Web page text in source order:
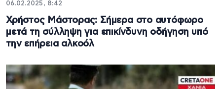
06.02.2025, 8:42
Χρήστος Μάστορας: Σήμερα στο αυτόφωρο
μετά τη σύλληψη για επικίνδυνη οδήγηση υπό
την επήρεια αλκοόλ